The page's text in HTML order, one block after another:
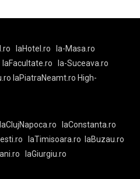
laHotel.ro
la-Masa.ro
laFacultate.ro
la-Suceava.ro
laPiatraNeamt.ro High-
laClujNapoca.ro
laConstanta.ro
laTimisoara.ro
laBuzau.ro
laGiurgiu.ro